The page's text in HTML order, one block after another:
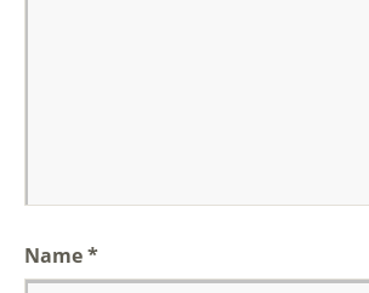
Name*